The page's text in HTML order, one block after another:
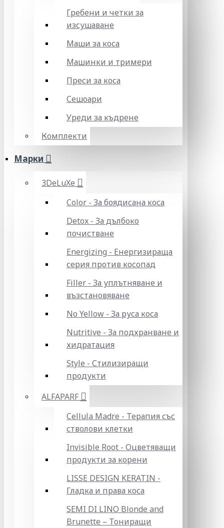
Гребени и четки за
изсушаване
Маши за коса
Машинки и тримери
Преси за коса
Сешоари
Уреди за къдрене
Комплекти
Марки
3DeLuXe
Color - За боядисана коса
Detox - За дълбоко
почистване
Energizing - Енергизираща
серия против косопад
Filler - За уплътняване и
възстановяване
No Yellow - За руса коса
Nutritive - За подхранване и
хидратация
Style - Стилизиращи
продукти
ALFAPARF
Cellula Madre - Терапия със
стволови клетки
Invisible Root - Оцветяващи
продукти за корени
LISSE DESIGN KERATIN -
Гладка и права коса
SEMI DI LINO Blonde and
Brunette – Тониращи